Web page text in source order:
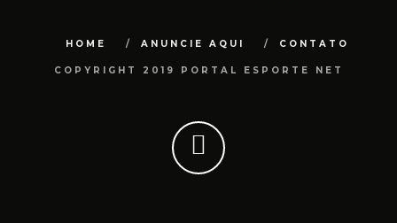
HOME ANUNCIE AQUI CONTATO
COPYRIGHT 2019 PORTAL ESPORTE NET